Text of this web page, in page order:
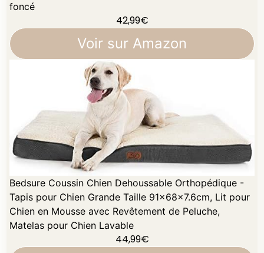
foncé
42,99€
Voir sur Amazon
Bedsure Coussin Chien Dehoussable Orthopédique -
Tapis pour Chien Grande Taille 91x68x7.6cm, Lit pour
Chien en Mousse avec Revêtement de Peluche,
Matelas pour Chien Lavable
44,99€